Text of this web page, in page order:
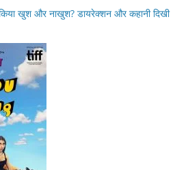
खुश और नाखुश? डायरेक्शन और कहानी दिखी